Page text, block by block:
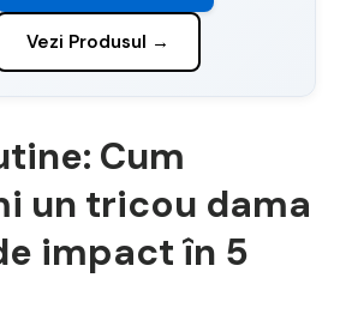
Vezi Produsul →
Cum
un tricou dama
impact în 5